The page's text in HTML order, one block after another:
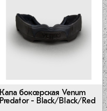
Капа боксерская Venum
Predator - Black/Black/Red